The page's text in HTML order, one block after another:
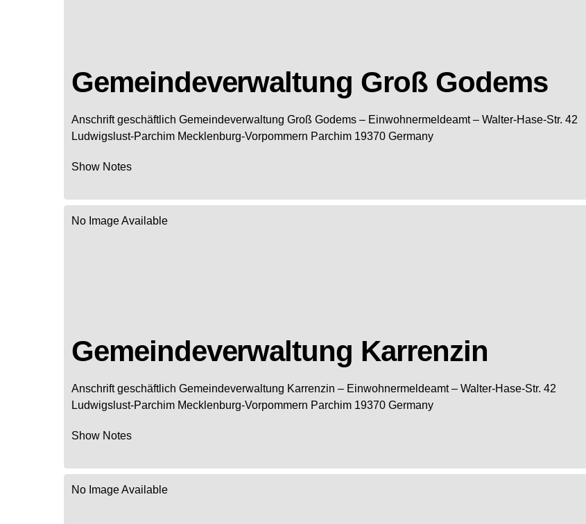
Gemeindeverwaltung Groß Godems
Anschrift geschäftlich Gemeindeverwaltung Groß Godems – Einwohnermeldeamt – Walter-Hase-Str. 42
Ludwigslust-Parchim Mecklenburg-Vorpommern Parchim 19370 Germany
Show Notes
No Image Available
Gemeindeverwaltung Karrenzin
Anschrift geschäftlich Gemeindeverwaltung Karrenzin – Einwohnermeldeamt – Walter-Hase-Str. 42
Ludwigslust-Parchim Mecklenburg-Vorpommern Parchim 19370 Germany
Show Notes
No Image Available